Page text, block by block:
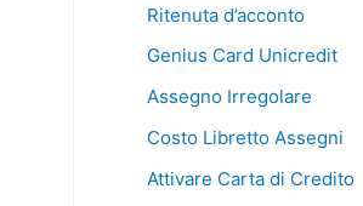
Ritenuta d’acconto
Genius Card Unicredit
Assegno Irregolare
Costo Libretto Assegni
Attivare Carta di Credito